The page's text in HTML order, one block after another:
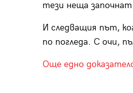
тези неща започнат
И следващия път,
по погледа. С очи,
Още едно